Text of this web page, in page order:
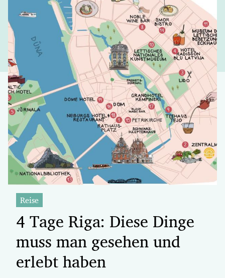
Reise
4 Tage Riga: Diese Dinge
muss man gesehen und
erlebt haben